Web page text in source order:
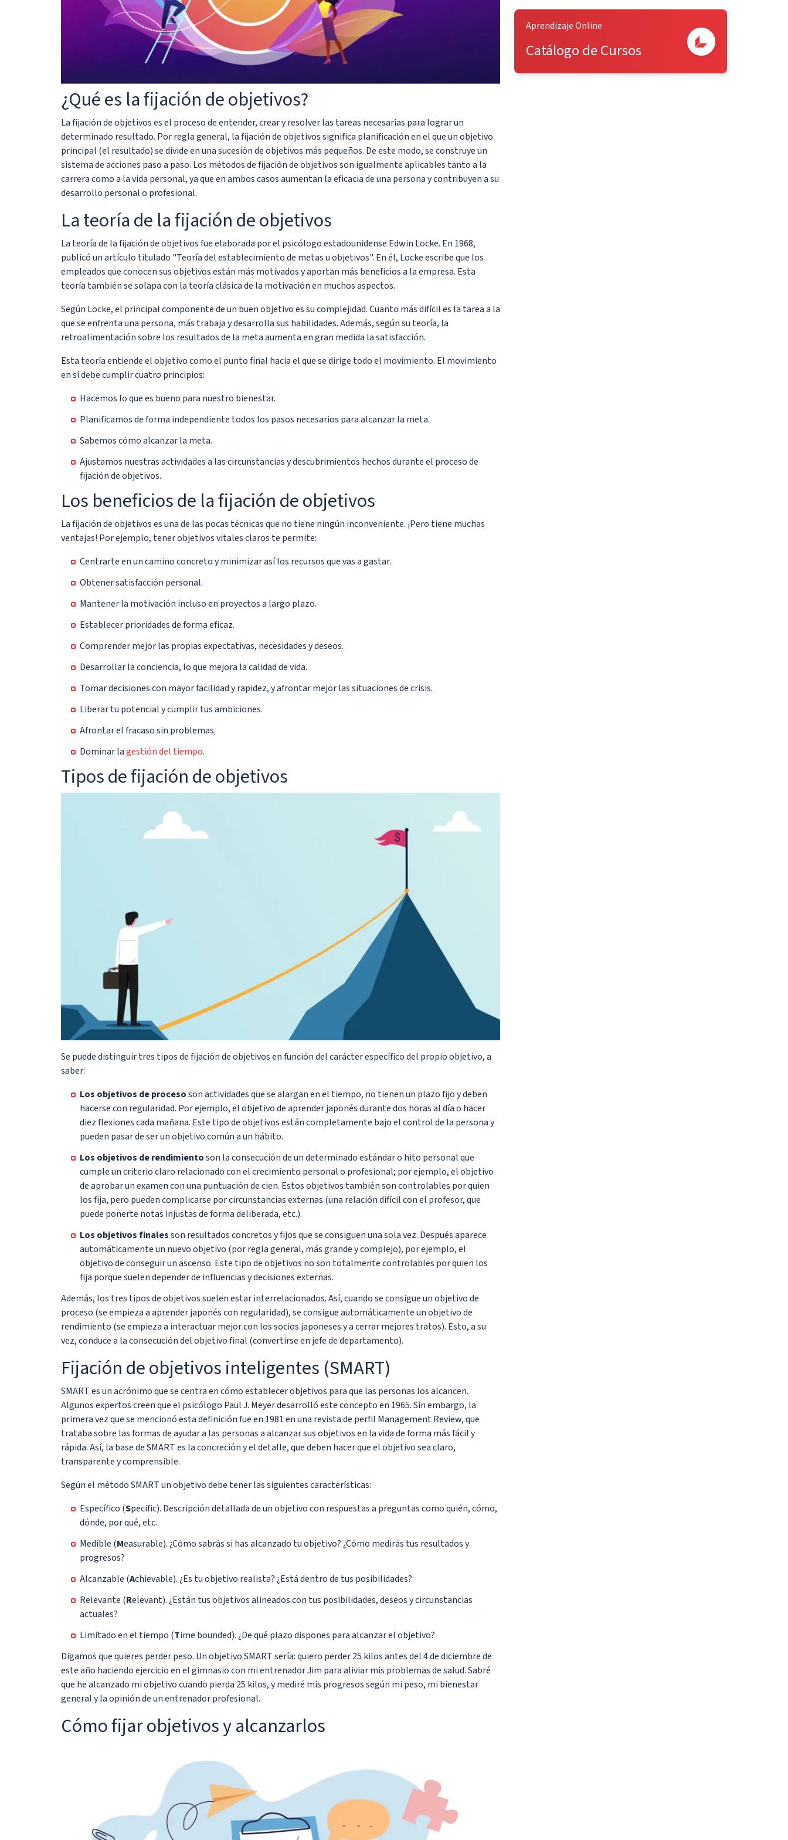
¿Qué es la fijación de objetivos?
La fijación de objetivos es el proceso de entender, crear y resolver las tareas necesarias para lograr un
determinado resultado. Por regla general, la fijación de objetivos significa planificación en el que un objetivo
principal (el resultado) se divide en una sucesión de objetivos más pequeños. De este modo, se construye un
sistema de acciones paso a paso. Los métodos de fijación de objetivos son igualmente aplicables tanto a la
carrera como a la vida personal, ya que en ambos casos aumentan la eficacia de una persona y contribuyen a su
desarrollo personal o profesional.
La teoría de la fijación de objetivos
La teoría de la fijación de objetivos fue elaborada por el psicólogo estadounidense Edwin Locke. En 1968,
publicó un artículo titulado "Teoría del establecimiento de metas u objetivos". En él, Locke escribe que los
empleados que conocen sus objetivos están más motivados y aportan más beneficios a la empresa. Esta
teoría también se solapa con la teoría clásica de la motivación en muchos aspectos.
Según Locke, el principal componente de un buen objetivo es su complejidad. Cuanto más difícil es la tarea a la
que se enfrenta una persona, más trabaja y desarrolla sus habilidades. Además, según su teoría, la
retroalimentación sobre los resultados de la meta aumenta en gran medida la satisfacción.
Esta teoría entiende el objetivo como el punto final hacia el que se dirige todo el movimiento. El movimiento
en sí debe cumplir cuatro principios:
Hacemos lo que es bueno para nuestro bienestar.
Planificamos de forma independiente todos los pasos necesarios para alcanzar la meta.
Sabemos cómo alcanzar la meta.
Ajustamos nuestras actividades a las circunstancias y descubrimientos hechos durante el proceso de
fijación de objetivos.
Los beneficios de la fijación de objetivos
La fijación de objetivos es una de las pocas técnicas que no tiene ningún inconveniente. ¡Pero tiene muchas
ventajas! Por ejemplo, tener objetivos vitales claros te permite:
Centrarte en un camino concreto y minimizar así los recursos que vas a gastar.
Obtener satisfacción personal.
Mantener la motivación incluso en proyectos a largo plazo.
Establecer prioridades de forma eficaz.
Comprender mejor las propias expectativas, necesidades y deseos.
Desarrollar la conciencia, lo que mejora la calidad de vida.
Tomar decisiones con mayor facilidad y rapidez, y afrontar mejor las situaciones de crisis.
Liberar tu potencial y cumplir tus ambiciones.
Afrontar el fracaso sin problemas.
Dominar lagestión del tiempo.
Tipos de fijación de objetivos
Se puede distinguir tres tipos de fijación de objetivos en función del carácter específico del propio objetivo, a
saber:
Los objetivos de procesoson actividades que se alargan en el tiempo, no tienen un plazo fijo y deben
hacerse con regularidad. Por ejemplo, el objetivo de aprender japonés durante dos horas al día o hacer
diez flexiones cada mañana. Este tipo de objetivos están completamente bajo el control de la persona y
pueden pasar de ser un objetivo común a un hábito.
Los objetivos de rendimientoson la consecución de un determinado estándar o hito personal que
cumple un criterio claro relacionado con el crecimiento personal o profesional; por ejemplo, el objetivo
de aprobar un examen con una puntuación de cien. Estos objetivos también son controlables por quien
los fija, pero pueden complicarse por circunstancias externas (una relación difícil con el profesor, que
puede ponerte notas injustas de forma deliberada, etc.).
Los objetivos finalesson resultados concretos y fijos que se consiguen una sola vez. Después aparece
automáticamente un nuevo objetivo (por regla general, más grande y complejo), por ejemplo, el
objetivo de conseguir un ascenso. Este tipo de objetivos no son totalmente controlables por quien los
fija porque suelen depender de influencias y decisiones externas.
Además, los tres tipos de objetivos suelen estar interrelacionados. Así, cuando se consigue un objetivo de
proceso (se empieza a aprender japonés con regularidad), se consigue automáticamente un objetivo de
rendimiento (se empieza a interactuar mejor con los socios japoneses y a cerrar mejores tratos). Esto, a su
vez, conduce a la consecución del objetivo final (convertirse en jefe de departamento).
Fijación de objetivos inteligentes (SMART)
SMART es un acrónimo que se centra en cómo establecer objetivos para que las personas los alcancen.
Algunos expertos creen que el psicólogo Paul J. Meyer desarrolló este concepto en 1965. Sin embargo, la
primera vez que se mencionó esta definición fue en 1981 en una revista de perfil Management Review, que
trataba sobre las formas de ayudar a las personas a alcanzar sus objetivos en la vida de forma más fácil y
rápida. Así, la base de SMART es la concreción y el detalle, que deben hacer que el objetivo sea claro,
transparente y comprensible.
Según el método SMART un objetivo debe tener las siguientes características:
Específico (Specific). Descripción detallada de un objetivo con respuestas a preguntas como quién, cómo,
dónde, por qué, etc.
Medible (Measurable). ¿Cómo sabrás si has alcanzado tu objetivo? ¿Cómo medirás tus resultados y
progresos?
Alcanzable (Achievable). ¿Es tu objetivo realista? ¿Está dentro de tus posibilidades?
Relevante (Relevant). ¿Están tus objetivos alineados con tus posibilidades, deseos y circunstancias
actuales?
Limitado en el tiempo (Time bounded). ¿De qué plazo dispones para alcanzar el objetivo?
Digamos que quieres perder peso. Un objetivo SMART sería: quiero perder 25 kilos antes del 4 de diciembre de
este año haciendo ejercicio en el gimnasio con mi entrenador Jim para aliviar mis problemas de salud. Sabré
que he alcanzado mi objetivo cuando pierda 25 kilos, y mediré mis progresos según mi peso, mi bienestar
general y la opinión de un entrenador profesional.
Cómo fijar objetivos y alcanzarlos
Aprendizaje Online
Catálogo de Cursos